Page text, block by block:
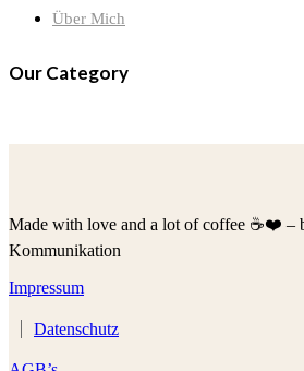
Über Mich
Our Category
Made with love and a lot of coffee ☕️❤️ –
Kommunikation
Impressum
Datenschutz